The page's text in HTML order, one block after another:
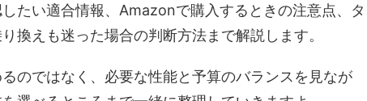
たい適合情報、Amazonで購入するときの注意点、タ
換えも迷った場合の判断方法まで解説します。
のではなく、必要な性能と予算のバランスを見なが